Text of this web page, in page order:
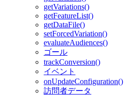
getVariations()
getFeatureList()
getDataFile()
setForcedVariation()
evaluateAudiences()
ゴール
trackConversion()
イベント
onUpdateConfiguration()
訪問者データ